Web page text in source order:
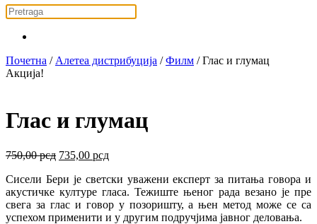
Почетна / Алетеа дистрибуција /Филм / Глас и глумац
Акција!
Глас и глумац
750,00рсд Оригинална
је
била:
750,00 рсд.
735,00 рсдТренутна
је:
735,00 рсд.
Сисели Бери је светски уважени експерт за питања говора и
акустичке културе гласа. Тежиште њеног рада везано је пре
свега за глас и говор у позоришту, а њен метод може се са
успехом применити и у другим подручјима јавног деловања.